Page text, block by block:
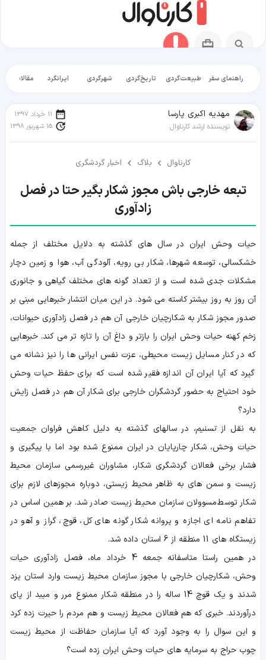
راهنمای سفر طبیعت‌گردی تاریخ‌گردی شهرگردی ایرانگرد مقالات
مهدیه اکبری پارسا
نویسنده ارشد کارناوال
11 خرداد 1397
15 شهریور 1398
کارناوال بلاگ اخبار گردشگری
تبعه خارجی باش مجوز شکار بگیر حتا در فصل
زادآوری
حیات وحش ایران در سال های گذشته به دلایل مختلف از جمله
خشکسالی، توسعه شهرها، شکار بی رویه، آلودگی آب، هوا و زمین دچار
مشکلات جدی شده است و از تعداد گونه های مختلف گیاهی و جانوری
آن روز به روز بیشتر کاسته می شود. در این میان انتشار خبرهایی مبنی بر
صدور مجوز شکار به شکارچیان خارجی آن هم در فصل زادآوری حیوانات،
زخم کهنه حیات وحش ایران را بازتر و داغ آن را تازه تر می کند. خبرهایی
که در کنار مسایل زیست محیطی، عزت نفس ایرانی ها را نیز نشانه می
گیرد که آیا ایران آن اندازه فقیر شده است که برای حفظ حیات وحش
خود احتیاج به حضور گردشگران خارجی برای شکار آن هم در فصل زایش
دارد؟
به نقل ازتسنیم، در سالهای گذشته به دلیل کاهش فراوان جمعیت
حیات وحش، شکار چارپایان در ایران ممنوع شده بود اما با پیگیری و
فشار برخی فعالان گردشگری شکار، مشاوران غیررسمی سازمان محیط
زیست و سمن های به ظاهر محیط زیستی، دوباره مجوزهای لازم برای
شکار توسط مسوولان سازمان محیط زیست صادر شد. بر همین اساس در
تفاهم نامه ای اجازه و پروانه شکار گونه های کل، قوچ، گراز و آهو در
زیستگاه های 11 منطقه از 6 استان داده شد.
در همین راستا متاسفانه جمعه 4 خرداد ماه، فصل زادآوری حیات
وحش، شکارچیان خارجی با مجوز سازمان محیط زیست وارد استان یزد
شدند و یک قوچ 14 ساله را در منطقه شکار ممنوع مرر و میبد از پای
درآوردند. خبری که هم فعالان محیط زیست و هم مردم را حیرت زده کرد
و این سوال را به وجود آورد که آیا سازمان حفاظت از محیط زیست
چوب حراج به سرمایه های حیات وحش ایران زده است؟